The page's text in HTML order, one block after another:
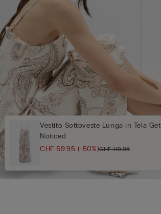
Vestito Sottoveste Lunga in Tela Get
Noticed
CHF 59.95 (-50%)CHF 119.95